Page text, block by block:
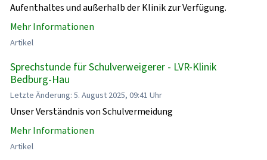
Aufenthaltes und außerhalb der Klinik zur Verfügung.
Mehr Informationen
Artikel
Sprechstunde für Schulverweigerer - LVR-Klinik
Bedburg-Hau
Letzte Änderung: 5. August 2025, 09:41 Uhr
Unser Verständnis von Schulvermeidung
Mehr Informationen
Artikel